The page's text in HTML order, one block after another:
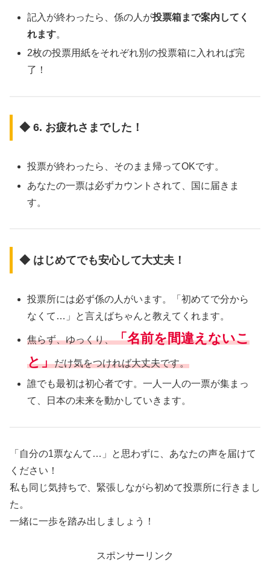
記入が終わったら、係の人が投票箱まで案内してく
れます。
2枚の投票用紙をそれぞれ別の投票箱に入れれば完
了！
◆ 6. お疲れさまでした！
投票が終わったら、そのまま帰ってOKです。
あなたの一票は必ずカウントされて、国に届きま
す。
◆ はじめてでも安心して大丈夫！
投票所には必ず係の人がいます。「初めてで分から
なくて…」と言えばちゃんと教えてくれます。
焦らず、ゆっくり、「名前を間違えないこ
と」だけ気をつければ大丈夫です。
誰でも最初は初心者です。一人一人の一票が集まっ
て、日本の未来を動かしていきます。
「自分の1票なんて…」と思わずに、あなたの声を届けて
ください！
私も同じ気持ちで、緊張しながら初めて投票所に行きまし
た。
一緒に一歩を踏み出しましょう！
スポンサーリンク